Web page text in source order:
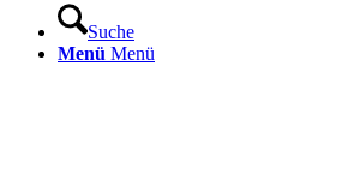
Suche
Menü Menü